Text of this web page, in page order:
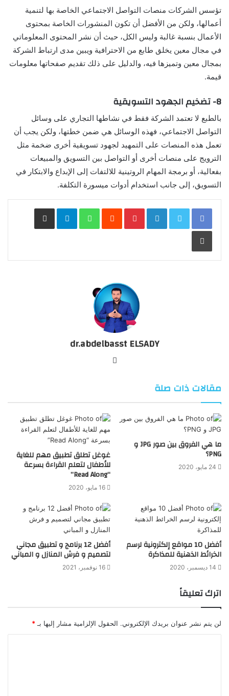
تؤسس الشركات منصات التواصل الاجتماعي الخاصة بها لتنمية
أعمالها، ولكن من الأفضل أن تكون المنشورات الخاصة بمحتوى
الأعمال بنسبة غالبة وليس الكل، حيث أن نشر المحتوى المعلوماتي
في مجال معين يخلق طابع من الاحترافية ويبين مدى ارتباط الشركة
بمجال معين وتميزها فيه، والدليل على ذلك تقديم صفحاتها معلومات
قيمة.
8- تضخيم الجهود التسويقية
بالطبع لا تعتمد الشركة فقط في نشاطها التجاري على وسائل
التواصل الاجتماعي، فهذه الوسائل هي ضمن خطتها، ولكن يجب أن
تعمل هذه المنصات على التمهيد لجهود تسويقية أخرى ضخمة مثل
الترويج على منصات أخرى أو التواصل بين التسويق والمبيعات
بفعالية، أو برمجة المهام الروتينية للالتفات إلى الإبداع والابتكار في
التسويق، إلى جانب استخدام أدوات ميسورة التكلفة.
LinkedIn
Pinterest
WhatsApp
Telegramمشاركة عبر البريد
طباعة
dr.abdelbasst ELSADY
مقالات ذات صلة
ما هي الفروق بين صور JPG و
PNG؟
24 مايو، 2020
غوغل تطلق تطبيق مهم للغاية
للأطفال لتعلم القراءة بسرعة
“Read Along”
16 مايو، 2020
أفضل 10 مواقع إلكترونية لرسم
الخرائط الذهنية للمذاكرة
14 ديسمبر، 2020
أفضل 12 برنامج و تطبيق مجاني
لتصميم و فرش المنازل و المباني
16 نوفمبر، 2021
اترك تعليقاً
لن يتم نشر عنوان بريدك الإلكتروني. الحقول الإلزامية مشار إليها بـ *